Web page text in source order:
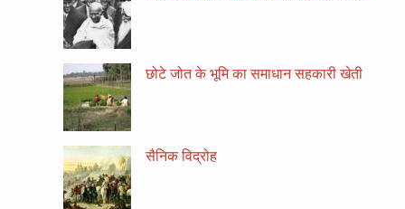
छोटे जोत के भूमि का समाधान सहकारी खेती
सैनिक विद्रोह